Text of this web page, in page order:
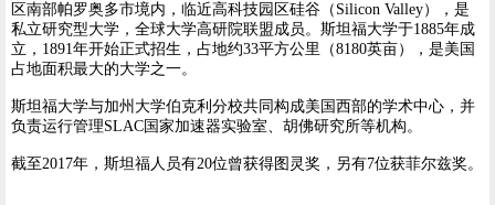
区南部帕罗奥多市境内，临近高科技园区硅谷（Silicon Valley），是
私立研究型大学，全球大学高研院联盟成员。斯坦福大学于1885年成
立，1891年开始正式招生，占地约33平方公里（8180英亩），是美国
占地面积最大的大学之一。
斯坦福大学与加州大学伯克利分校共同构成美国西部的学术中心，并
负责运行管理SLAC国家加速器实验室、胡佛研究所等机构。
截至2017年，斯坦福人员有20位曾获得图灵奖，另有7位获菲尔兹奖。